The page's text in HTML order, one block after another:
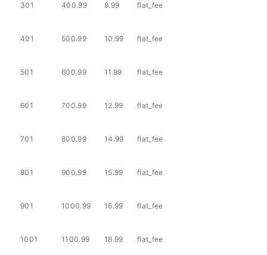
301 400.99 8.99 flat_fee
401 500.99 10.99 flat_fee
501 600.99 11.99 flat_fee
601 700.99 12.99 flat_fee
701 800.99 14.99 flat_fee
801 900.99 15.99 flat_fee
901 1000.99 16.99 flat_fee
1001 1100.99 18.99 flat_fee